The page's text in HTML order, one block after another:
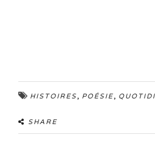
HISTOIRES, POÉSIE,
SHARE